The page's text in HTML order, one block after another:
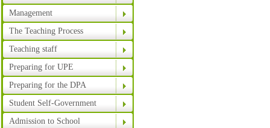
Management
The Teaching Process
Teaching staff
Preparing for UPE
Preparing for the DPA
Student Self-Government
Admission to School